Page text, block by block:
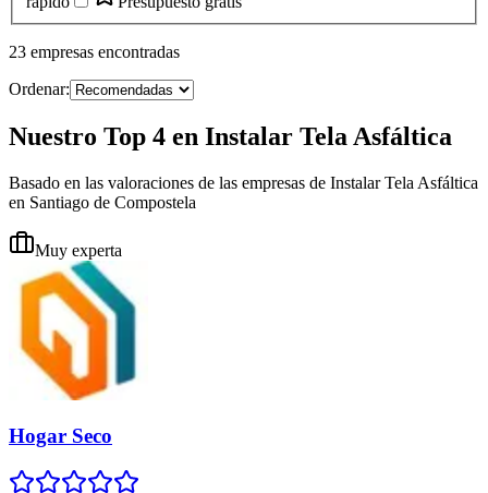
23 empresas encontradas
Ordenar:
Nuestro Top 4 en Instalar Tela Asfáltica
Basado en las valoraciones de las empresas de Instalar Tela Asfáltica
en Santiago de Compostela
Muy experta
Hogar Seco